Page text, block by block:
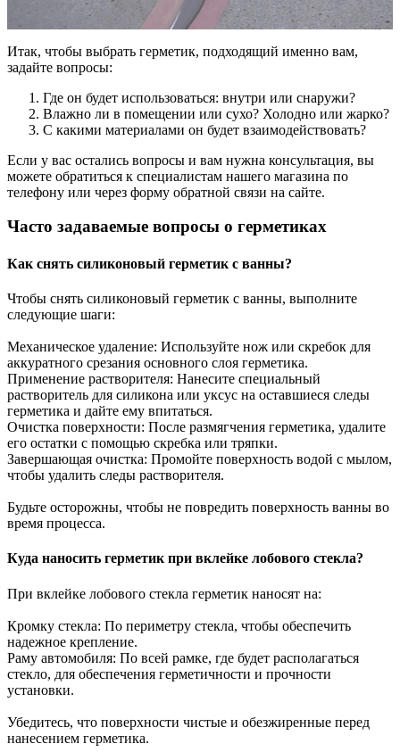
Итак, чтобы выбрать герметик, подходящий именно вам,
задайте вопросы:
Где он будет использоваться: внутри или снаружи?
Влажно ли в помещении или сухо? Холодно или жарко?
С какими материалами он будет взаимодействовать?
Если у вас остались вопросы и вам нужна консультация, вы
можете обратиться к специалистам нашего магазина по
телефону или через форму обратной связи на сайте.
Часто задаваемые вопросы о герметиках
Как снять силиконовый герметик с ванны?
Чтобы снять силиконовый герметик с ванны, выполните
следующие шаги:
Механическое удаление: Используйте нож или скребок для
аккуратного срезания основного слоя герметика.
Применение растворителя: Нанесите специальный
растворитель для силикона или уксус на оставшиеся следы
герметика и дайте ему впитаться.
Очистка поверхности: После размягчения герметика, удалите
его остатки с помощью скребка или тряпки.
Завершающая очистка: Промойте поверхность водой с мылом,
чтобы удалить следы растворителя.
Будьте осторожны, чтобы не повредить поверхность ванны во
время процесса.
Куда наносить герметик при вклейке лобового стекла?
При вклейке лобового стекла герметик наносят на:
Кромку стекла: По периметру стекла, чтобы обеспечить
надежное крепление.
Раму автомобиля: По всей рамке, где будет располагаться
стекло, для обеспечения герметичности и прочности
установки.
Убедитесь, что поверхности чистые и обезжиренные перед
нанесением герметика.